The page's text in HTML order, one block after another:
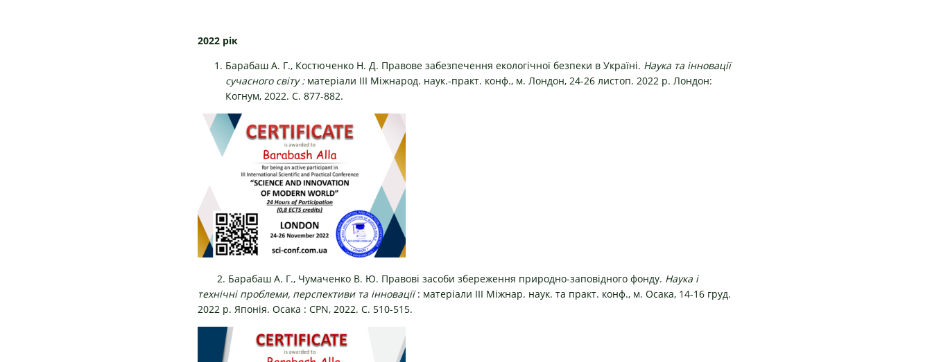
2022 рік
Барабаш А. Г., Костюченко Н. Д. Правове забезпечення екологічної безпеки в Україні. Наука та інновації
сучасного світу : матеріали III Міжнарод. наук.-практ. конф., м. Лондон, 24-26 листоп. 2022 р. Лондон:
Когнум, 2022. С. 877-882.
2. Барабаш А. Г., Чумаченко В. Ю. Правові засоби збереження природно-заповідного фонду. Наука і
технічні проблеми, перспективи та інновації: матеріали III Міжнар. наук. та практ. конф., м. Осака, 14-16 груд.
2022 р. Японія. Осака : СРN, 2022. С. 510-515.